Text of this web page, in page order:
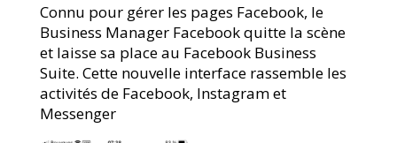
Connu pour gérer les pages Facebook, le
Business Manager Facebook quitte la scène
et laisse sa place au Facebook Business
Suite. Cette nouvelle interface rassemble les
activités de Facebook, Instagram et
Messenger